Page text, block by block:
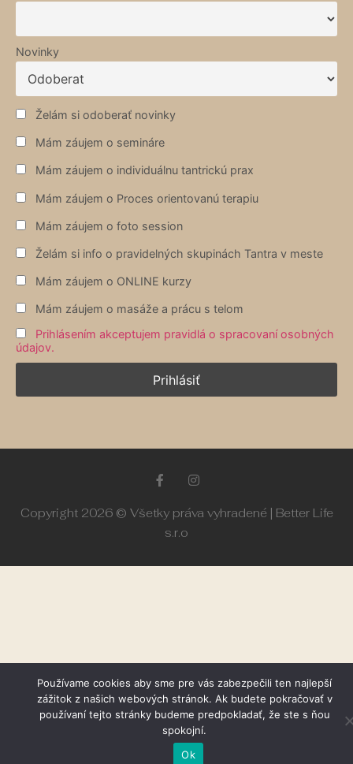
Novinky
Želám si odoberať novinky
Mám záujem o semináre
Mám záujem o individuálnu tantrickú prax
Mám záujem o Proces orientovanú terapiu
Mám záujem o foto session
Želám si info o pravidelných skupinách Tantra v meste
Mám záujem o ONLINE kurzy
Mám záujem o masáže a prácu s telom
Prihlásením akceptujem pravidlá o spracovaní osobných
údajov.
Copyright 2026 © Všetky práva vyhradené | Better Life
s.r.o
Používame cookies aby sme pre vás zabezpečili ten najlepší
zážitok z našich webových stránok. Ak budete pokračovať v
používaní tejto stránky budeme predpokladať, že ste s ňou
spokojní.
Ok